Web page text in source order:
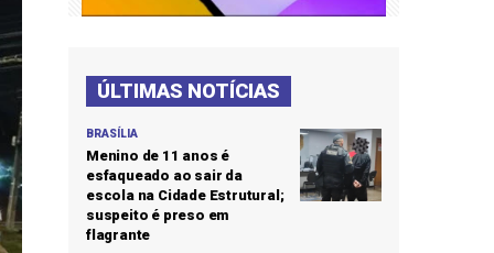
ÚLTIMAS NOTÍCIAS
BRASÍLIA
Menino de 11 anos é
esfaqueado ao sair da
escola na Cidade Estrutural;
suspeito é preso em
flagrante